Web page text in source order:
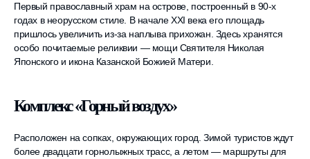
Первый православный храм на острове, построенный в 90-х
годах в неорусском стиле. В начале XXI века его площадь
пришлось увеличить из-за наплыва прихожан. Здесь хранятся
особо почитаемые реликвии — мощи Святителя Николая
Японского и икона Казанской Божией Матери.
Комплекс «Горный воздух»
Расположен на сопках, окружающих город. Зимой туристов ждут
более двадцати горнолыжных трасс, а летом — маршруты для